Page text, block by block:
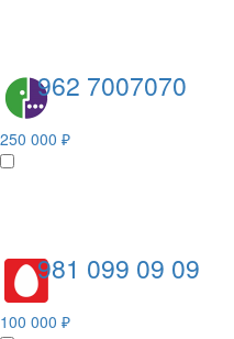
962 7007070
250 000 ₽
981 099 09 09
100 000 ₽